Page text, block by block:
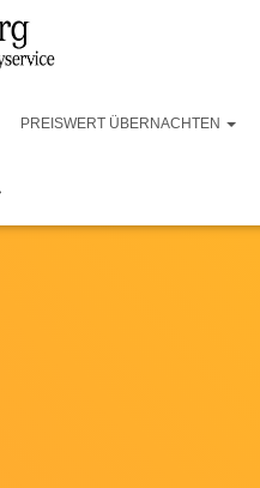
PREISWERT ÜBERNACHTEN